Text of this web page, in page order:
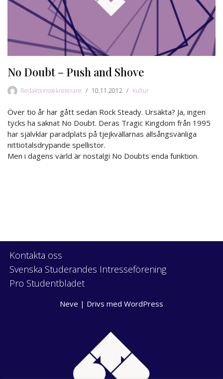
No Doubt – Push and Shove
Redaktionssekreterare 10.11.2012 Kultur
Över tio år har gått sedan Rock Steady. Ursäkta? Ja, ingen
tycks ha saknat No Doubt. Deras Tragic Kingdom från 1995
har självklar paradplats på tjejkvällarnas allsångsvänliga
nittiotalsdrypande spellistor.
Men i dagens värld är nostalgi No Doubts enda funktion.
Kontakta oss
Svenska Studerandes Intresseförening
Pro Studentbladet
Neve | Drivs med WordPress